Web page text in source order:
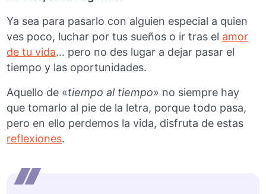
Ya sea para pasarlo con alguien especial a quien
ves poco, luchar por tus sueños o ir tras el amor
de tu vida… pero no des lugar a dejar pasar el
tiempo y las oportunidades.
Aquello de «tiempo al tiempo» no siempre hay
que tomarlo al pie de la letra, porque todo pasa,
pero en ello perdemos la vida, disfruta de estas
reflexiones.